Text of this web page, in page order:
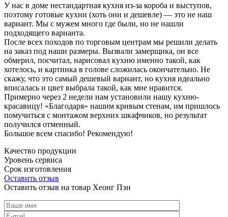
У нас в доме нестандартная кухня из-за короба и выступов,
поэтому готовые кухни (хоть они и дешевле) — это не наш
вариант. Мы с мужем много где были, но не нашли
подходящего варианта.
После всех походов по торговым центрам мы решили делать
на заказ под наши размеры. Вызвали замерщика, он все
обмерил, посчитал, нарисовал кухню именно такой, как
хотелось, и картинка в голове сложилась окончательно. Не
скажу, что это самый дешевый вариант, но кухня идеально
вписалась и цвет выбрала такой, как мне нравится.
Примерно через 2 недели нам установили нашу кухню-
красавицу! «Благодаря» нашим кривым стенам, им пришлось
помучиться с монтажом верхних шкафчиков, но результат
получился отменный.
Большое всем спасибо! Рекомендую!
Качество продукции
Уровень сервиса
Срок изготовления
Оставить отзыв
Оставить отзыв на товар Хеонг Пэн